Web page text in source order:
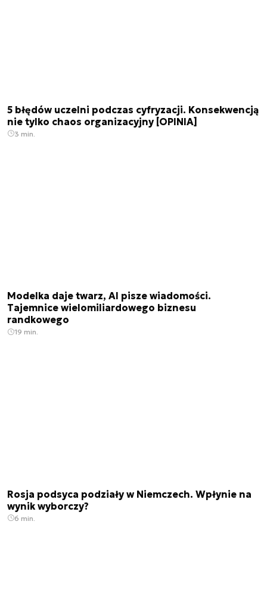
5 błędów uczelni podczas cyfryzacji. Konsekwencją
nie tylko chaos organizacyjny [OPINIA]
3 min.
Modelka daje twarz, AI pisze wiadomości.
Tajemnice wielomiliardowego biznesu
randkowego
19 min.
Rosja podsyca podziały w Niemczech. Wpłynie na
wynik wyborczy?
6 min.